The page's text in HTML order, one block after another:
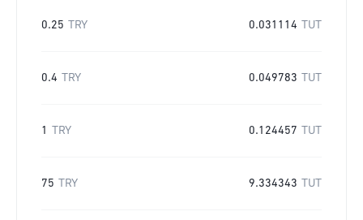
0.25 TRY 0.031114 TUT
0.4 TRY 0.049783 TUT
1 TRY 0.124457 TUT
75 TRY 9.334343 TUT